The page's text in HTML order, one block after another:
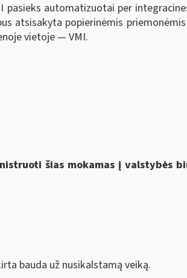
automatizuotai per
atsisakyta popierinėmis
vietoje — VMI.
šias mokamas į valstybės
bauda už nusikalstamą veiką.